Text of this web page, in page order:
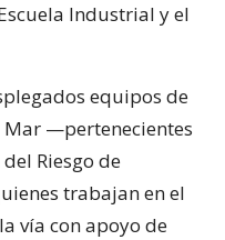
Industrial y el
equipos de
—pertenecientes
Riesgo de
trabajan en el
vía con apoyo de